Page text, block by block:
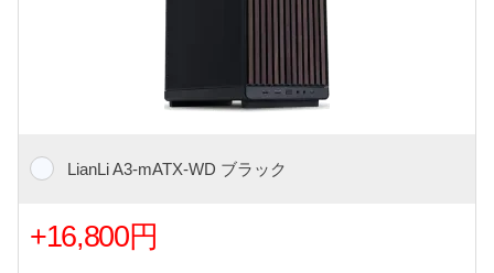
LianLi A3-mATX-WD ブラック
+16,800円